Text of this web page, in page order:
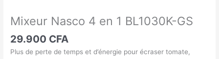
Mixeur Nasco 4 en 1 BL1030K-GS
29.900 CFA
Plus de perte de temps et d’énergie pour écraser tomate,